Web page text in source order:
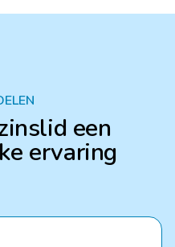
een
ervaring